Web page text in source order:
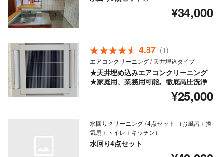
¥34,000
4.87 (1)
エアコンクリーニング / 天井埋込タイプ
★天井埋め込みエアコンクリーニング
★家庭用、業務用可能。徹底高圧洗浄
¥25,000
水回りクリーニング / 4点セット （お風呂＋換
気扇＋トイレ＋キッチン）
水回り4点セット